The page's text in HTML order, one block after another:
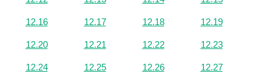
12.16 12.17 12.18 12.19
12.20 12.21 12.22 12.23
12.24 12.25 12.26 12.27